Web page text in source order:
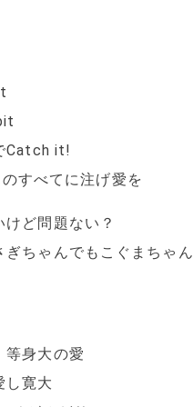
Catch it!
すべてに注げ愛を
ど問題ない？
ちゃんでもこぐまちゃ
身大の愛
し寛大